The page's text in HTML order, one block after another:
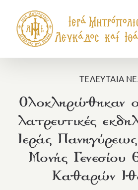
περιεχόμενο
ΤΕΛΕΥΤΑΙΑ
Ολοκληρώθηκαν
λατρευτικές
Ιεράς
Μονής Γενεσίου
Καθαρών